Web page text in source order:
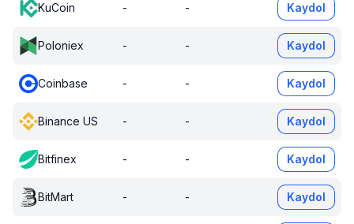
KuCoin - - Kaydol
Poloniex - - Kaydol
Coinbase - - Kaydol
Binance US - - Kaydol
Bitfinex - - Kaydol
BitMart - - Kaydol